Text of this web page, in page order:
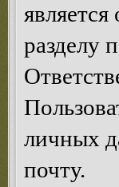
разделу
личных
почту.